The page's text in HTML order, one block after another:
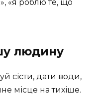
«я роблю те, що
людину
сісти, дати води,
місце на тихіше.